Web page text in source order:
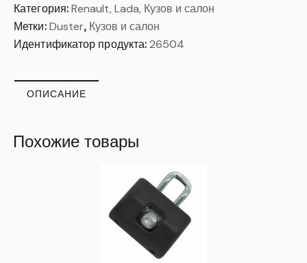
Категория:Renault, Lada, Кузов и салон
Метки: Duster, Кузов и салон
Идентификатор продукта:26504
ОПИСАНИЕ
Похожие товары